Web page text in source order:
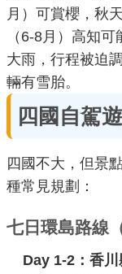
月）可賞櫻，秋
（6-8月）高知
大雨，行程被迫
輛有雪胎。
四國自駕
四國不大，但景
種常見規劃：
七日環島路線
Day 1-2：香川